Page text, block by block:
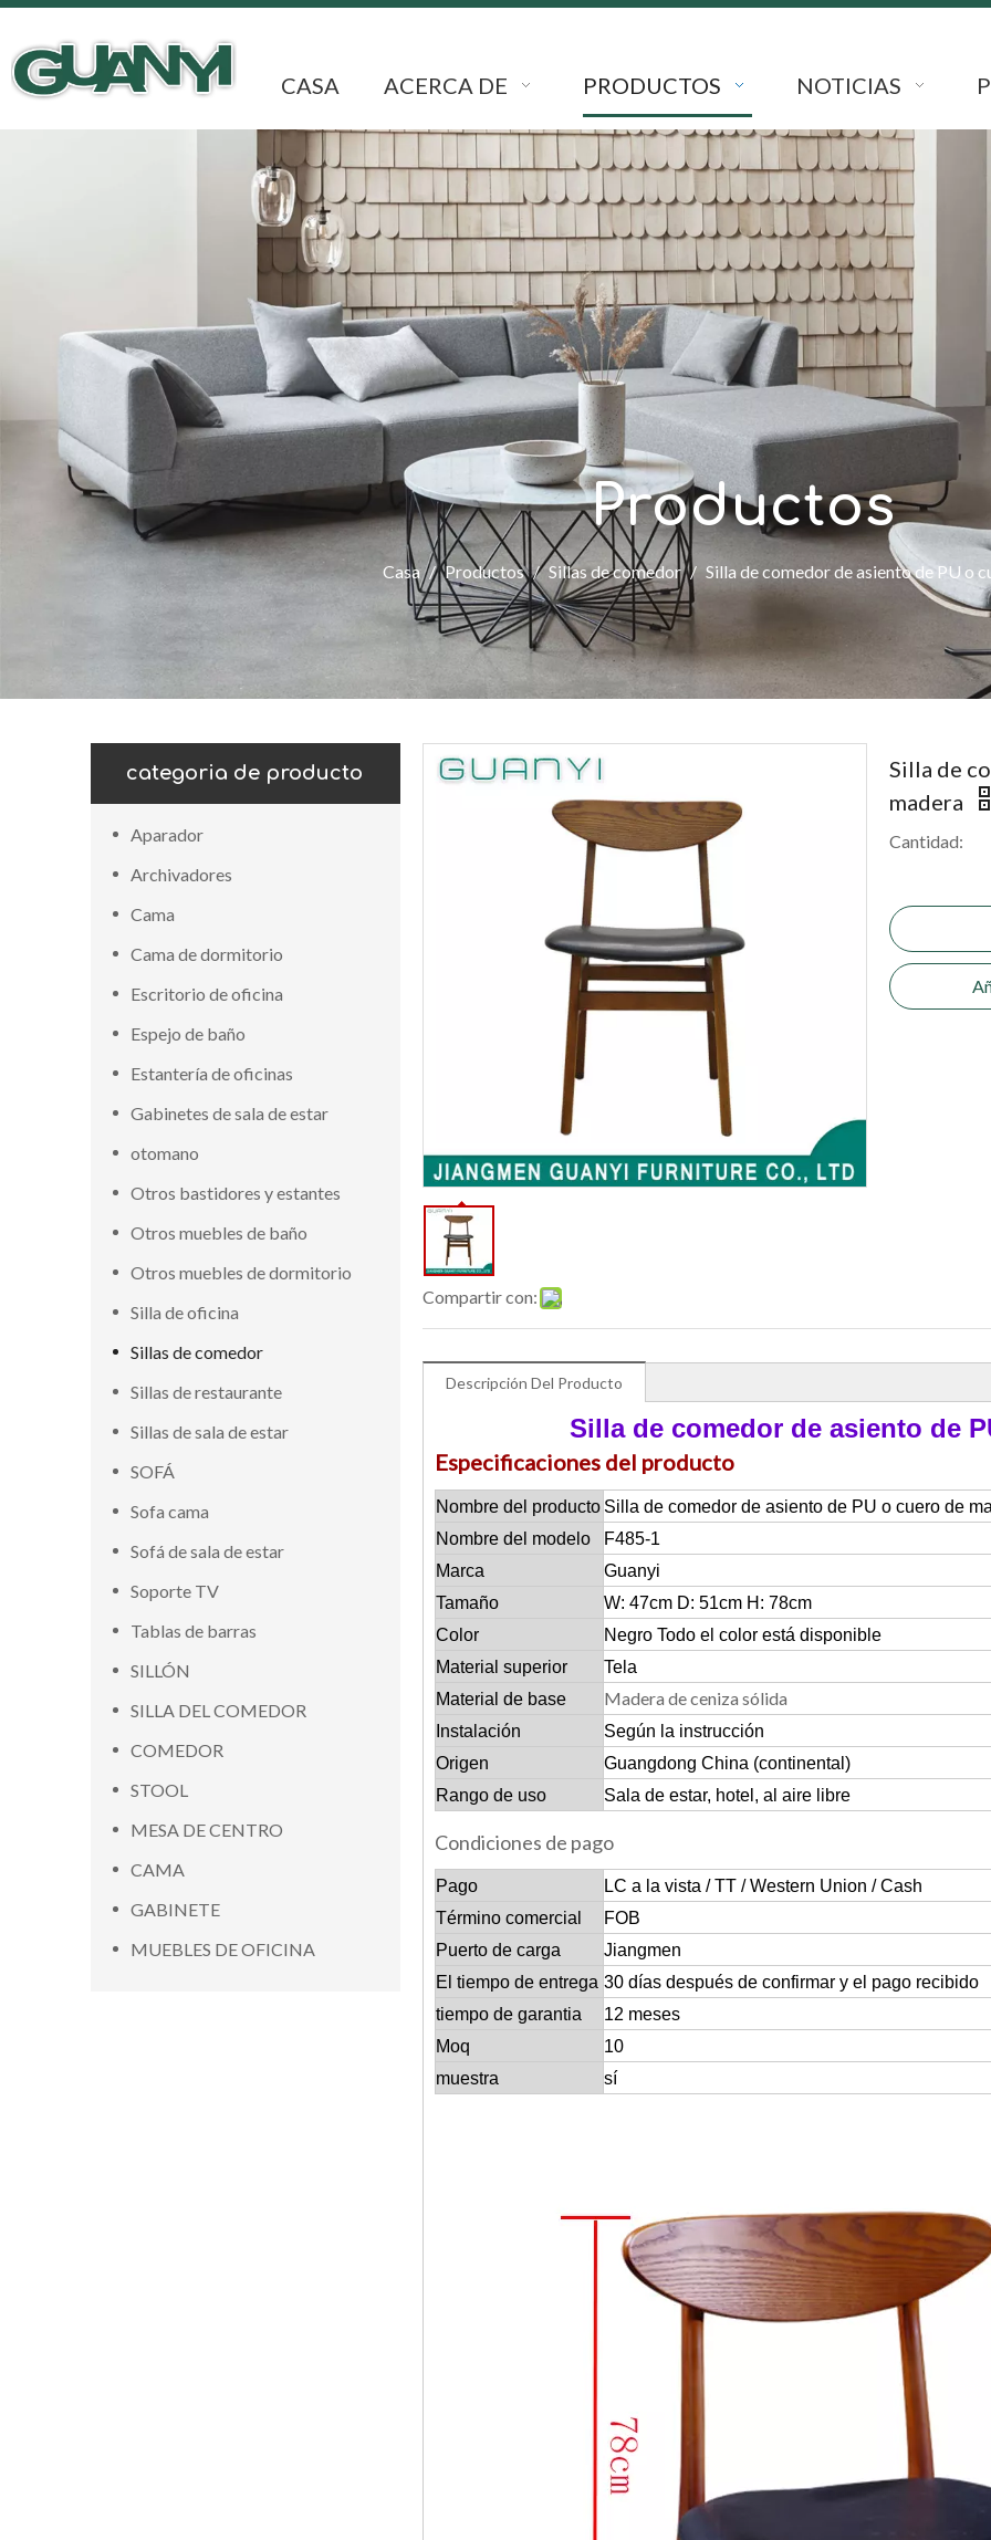
CASA ACERCA DE PRODUCTOS NOTICIAS
Productos
Casa / Productos / Sillas de comedor / Silla de comedor de asiento de PU o
categoria de producto
Aparador
Archivadores
Cama
Cama de dormitorio
Escritorio de oficina
Espejo de baño
Estantería de oficinas
Gabinetes de sala de estar
otomano
Otros bastidores y estantes
Otros muebles de baño
Otros muebles de dormitorio
Silla de oficina
Sillas de comedor
Sillas de restaurante
Sillas de sala de estar
SOFÁ
Sofa cama
Sofá de sala de estar
Soporte TV
Tablas de barras
SILLÓN
SILLA DEL COMEDOR
COMEDOR
STOOL
MESA DE CENTRO
CAMA
GABINETE
MUEBLES DE OFICINA
Compartir con:
Silla de
madera
Cantidad:
Descripción Del Producto
Silla de comedor de asiento de
Especificaciones del producto
Nombre del producto Silla de comedor de asiento de PU o cuero de
Nombre del modelo
F485-1
Marca
Guanyi
Tamaño
W: 47cm D: 51cm H: 78cm
Color
Negro Todo el color está disponible
Material superior
Tela
Material de base
Madera de ceniza sólida
Instalación
Según la instrucción
Origen
Guangdong China (continental)
Rango de uso
Sala de estar, hotel, al aire libre
Condiciones de pago
Pago
LC a la vista / TT / Western Union / Cash
Término comercial
FOB
Puerto de carga
Jiangmen
El tiempo de entrega 30 días después de confirmar y el pago recibido
tiempo de garantia
12 meses
Moq
10
muestra
sí